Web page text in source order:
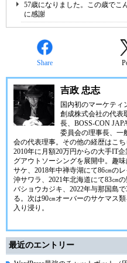
57歳になりました。この歳でこ
に感謝
Share
吉政 忠志
国内初のマーケティ
創成株式会社の代表
長、 BOSS-CON
委員会の理事長、 一
会の代表理事。その他の経歴はこち
2010年に月額20万円からの大手IT
グアウトソーシングを展開中。趣
サケ、2018年中禅寺湖にて86㎝の
沖サワラ、2021年北海道にて83㎝
バショウカジキ、2022年与那国島
る。次は90㎝オーバーのサケマス
入り浸り。
最近のエントリー